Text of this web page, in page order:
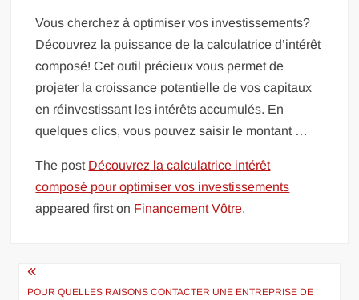
Vous cherchez à optimiser vos investissements?
Découvrez la puissance de la calculatrice d’intérêt
composé! Cet outil précieux vous permet de
projeter la croissance potentielle de vos capitaux
en réinvestissant les intérêts accumulés. En
quelques clics, vous pouvez saisir le montant …
The post Découvrez la calculatrice intérêt
composé pour optimiser vos investissements
appeared first on Financement Vôtre.
Navigation
POUR QUELLES RAISONS CONTACTER UNE ENTREPRISE DE